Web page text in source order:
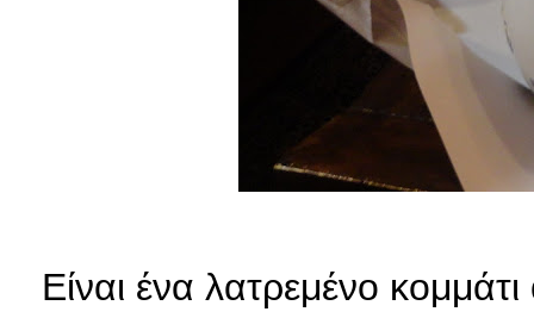
Είναι ένα λατρεμένο